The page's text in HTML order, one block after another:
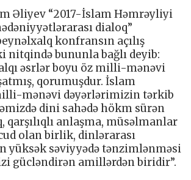
Əliyev “2017-İslam Həmrəyliyi
dialoq”
konfransın açılış
nitqində bununla bağlı deyib:
əsrlər boyu öz milli-mənəvi
qorumuşdur. İslam
mənəvi dəyərlərimizin tərkib
dini sahədə hökm sürən
qarşılıqlı anlaşma, müsəlmanlar
olan birlik, dinlərarası
yüksək səviyyədə tənzimlənməsi
gücləndirən amillərdən biridir”.